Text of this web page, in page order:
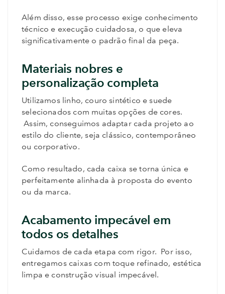
Além disso, esse processo exige conhecimento
técnico e execução cuidadosa, o que eleva
significativamente o padrão final da peça.
Materiais nobres e
personalização completa
Utilizamos linho, couro sintético e suede
selecionados com muitas opções de cores.
Assim, conseguimos adaptar cada projeto ao
estilo do cliente, seja clássico, contemporâneo
ou corporativo.
Como resultado, cada caixa se torna única e
perfeitamente alinhada à proposta do evento
ou da marca.
Acabamento impecável em
todos os detalhes
Cuidamos de cada etapa com rigor. Por isso,
entregamos caixas com toque refinado, estética
limpa e construção visual impecável.